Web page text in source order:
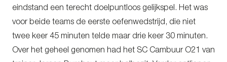
eindstand een terecht doelpuntloos gelijkspel. Het was
voor beide teams de eerste oefenwedstrijd, die niet
twee keer 45 minuten telde maar drie keer 30 minuten.
Over het geheel genomen had het SC Cambuur O21 van